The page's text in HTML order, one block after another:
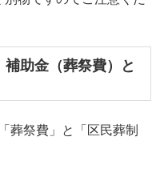
助金（葬祭費）と
葬祭費」と「区民葬制